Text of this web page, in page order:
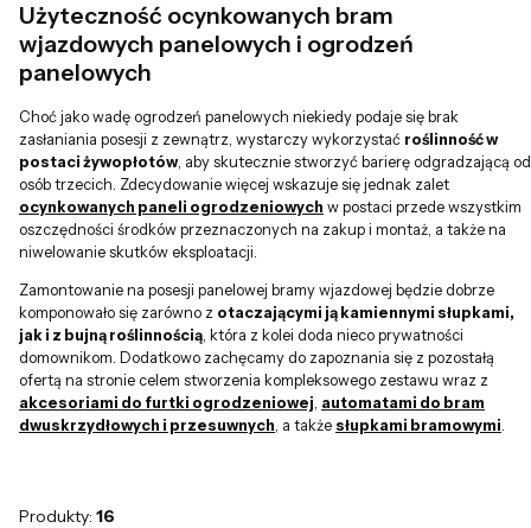
Użyteczność ocynkowanych bram
wjazdowych panelowych i ogrodzeń
panelowych
Choć jako wadę ogrodzeń panelowych niekiedy podaje się brak
zasłaniania posesji z zewnątrz, wystarczy wykorzystać roślinność w
postaci żywopłotów, aby skutecznie stworzyć barierę odgradzającą od
osób trzecich. Zdecydowanie więcej wskazuje się jednak zalet
ocynkowanych paneli ogrodzeniowych w postaci przede wszystkim
oszczędności środków przeznaczonych na zakup i montaż, a także na
niwelowanie skutków eksploatacji.
Zamontowanie na posesji panelowej bramy wjazdowej będzie dobrze
komponowało się zarówno z otaczającymi ją kamiennymi słupkami,
jak i z bujną roślinnością, która z kolei doda nieco prywatności
domownikom. Dodatkowo zachęcamy do zapoznania się z pozostałą
ofertą na stronie celem stworzenia kompleksowego zestawu wraz z
akcesoriami do furtki ogrodzeniowej, automatami do bram
dwuskrzydłowych i przesuwnych, a także słupkami bramowymi.
Produkty: 16